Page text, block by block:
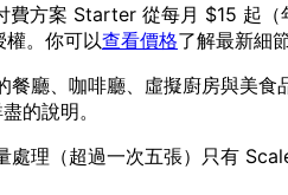
費方案 Starter 從每月 $15
。你可以查看價格了解最新細節
餐廳、咖啡廳、虛擬廚房與
的說明。
理（超過一次五張）只有